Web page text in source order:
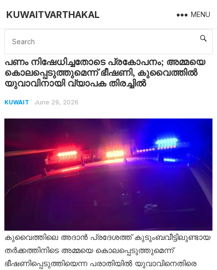
KUWAITVARTHAKAL MENU
Home Kuwait
പണം നിഷേധിച്ചതോടെ പ്രകോപനം; അമ്മയെ
കൊലപ്പെടുത്തുമെന്ന് ഭീഷണി, കുവൈത്തിൽ
യുവാവിനായി വ്യാപക തിരച്ചിൽ
KUWAIT June 29, 2026
കുവൈത്തിലെ അദാൻ പ്രദേശത്ത് കുടുംബവീട്ടിലുണ്ടായ
തർക്കത്തിനിടെ അമ്മയെ കൊലപ്പെടുത്തുമെന്ന്
ഭീഷണിപ്പെടുത്തിയെന്ന പരാതിയിൽ യുവാവിനെതിരെ